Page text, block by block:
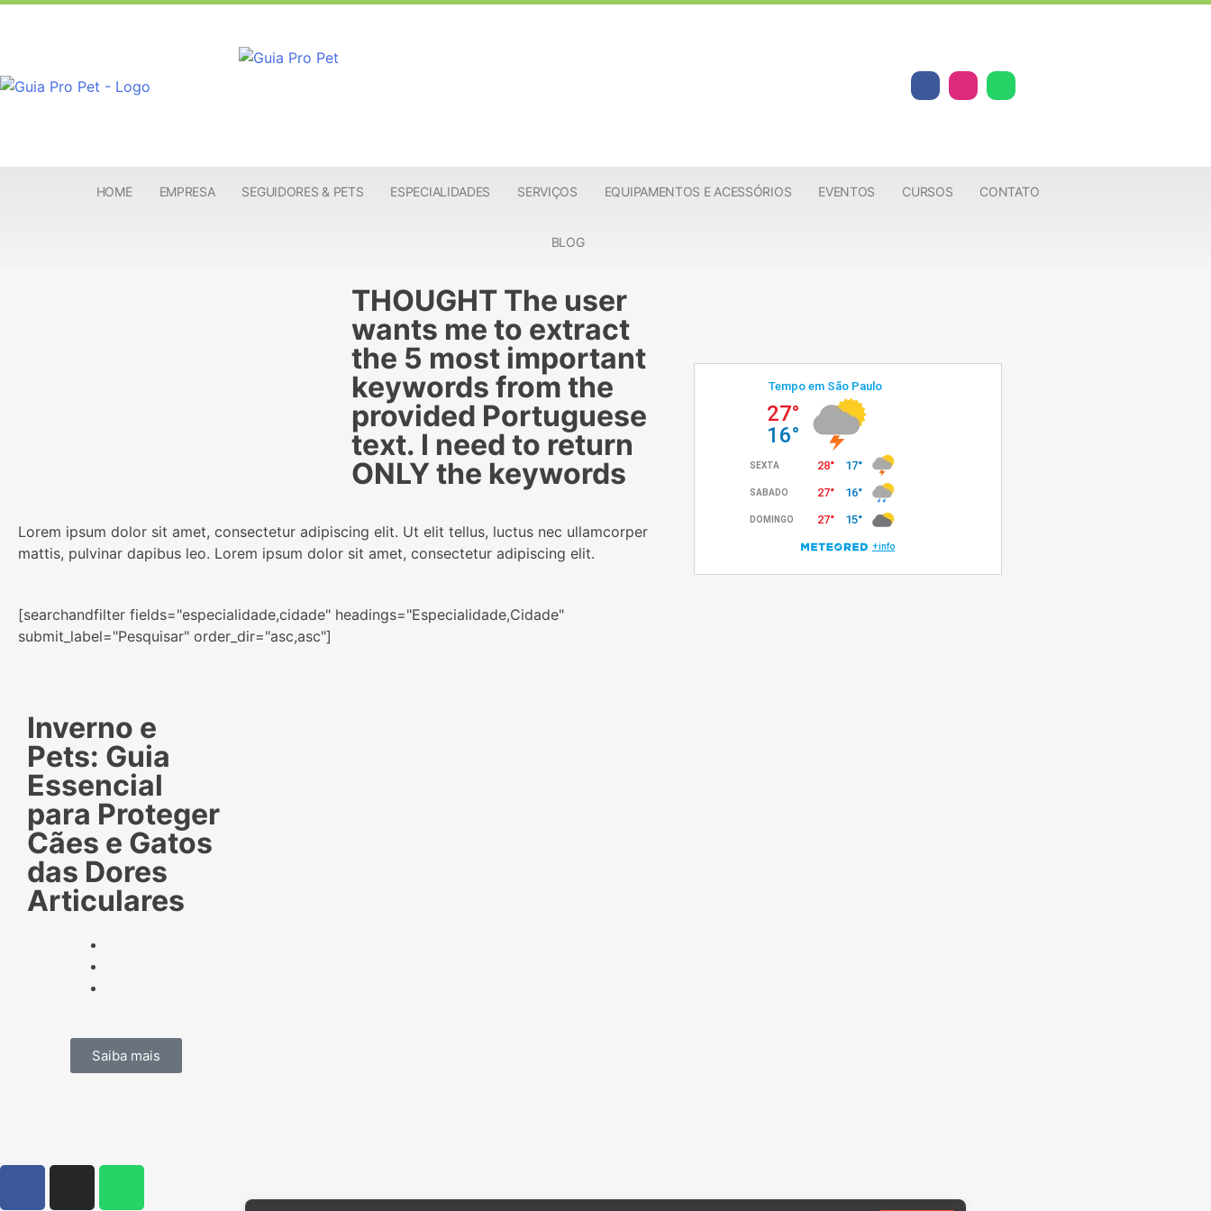
HOME EMPRESA SEGUIDORES & PETS ESPECIALIDADES SERVIÇOS EQUIPAMENTOS E ACESSÓRIOS EVENTOS CURSOS CONTATO
BLOG
THOUGHT The user
wants me to extract
the 5 most important
keywords from the
provided Portuguese
text. I need to return
ONLY the keywords
Lorem ipsum dolor sit amet, consectetur adipiscing elit. Ut elit tellus, luctus nec ullamcorper
mattis, pulvinar dapibus leo. Lorem ipsum dolor sit amet, consectetur adipiscing elit.
[searchandfilter fields="especialidade,cidade" headings="Especialidade,Cidade"
submit_label="Pesquisar" order_dir="asc,asc"]
Inverno e
Pets: Guia
Essencial
para Proteger
Cães e Gatos
das Dores
Articulares
Saiba mais